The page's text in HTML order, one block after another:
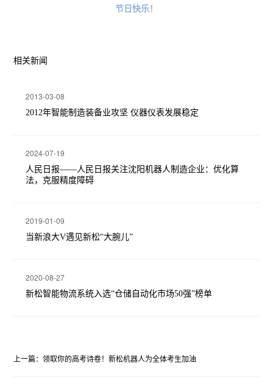
节日快乐！
相关新闻
2013-03-08
2012年智能制造装备业攻坚 仪器仪表发展稳定
2024-07-19
人民日报——人民日报关注沈阳机器人制造企业：优化算
法，克服精度障碍
2019-01-09
当新浪大V遇见新松“大腕儿”
2020-08-27
新松智能物流系统入选“仓储自动化市场50强”榜单
上一篇：领取你的高考诗卷！新松机器人为全体考生加油